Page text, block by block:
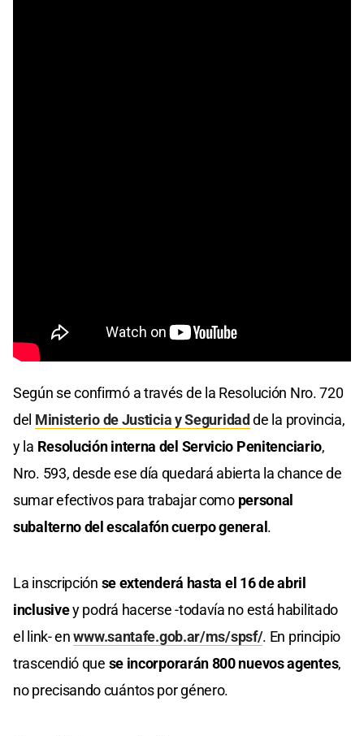
Según se confirmó a través de la Resolución Nro. 720
del Ministerio de Justicia y Seguridadde la provincia,
y la Resolución interna del Servicio Penitenciario,
Nro. 593, desde ese día quedará abierta la chance de
sumar efectivos para trabajar como personal
subalterno del escalafón cuerpo general.
La inscripción se extenderá hasta el 16 de abril
inclusivey podrá hacerse -todavía no está habilitado
el link- enwww.santafe.gob.ar/ms/spsf/. En principio
trascendió que se incorporarán 800 nuevos agentes,
no precisando cuántos por género.